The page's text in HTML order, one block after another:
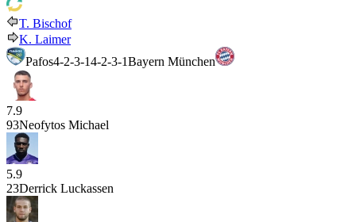
T. Bischof
K. Laimer
Pafos4-2-3-14-2-3-1Bayern München
7.9
93Neofytos Michael
5.9
23Derrick Luckassen